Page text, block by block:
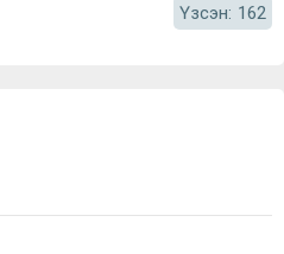
Үзсэн: 162